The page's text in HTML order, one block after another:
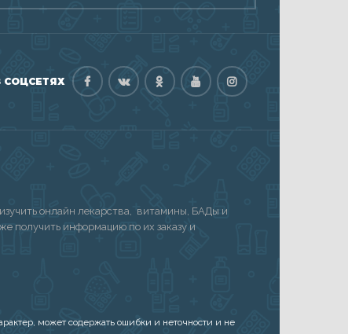
СОЦСЕТЯХ
онлайн лекарства, витамины, БАДы и
получить информацию по их заказу и
может содержать ошибки и неточности и не